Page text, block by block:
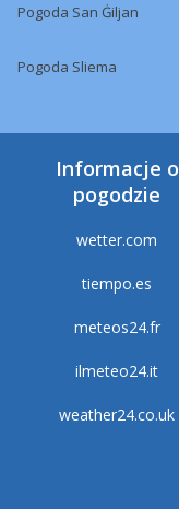
Pogoda San Ġiljan
Pogoda Sliema
Informacje o
pogodzie
wetter.com
tiempo.es
meteos24.fr
ilmeteo24.it
weather24.co.uk